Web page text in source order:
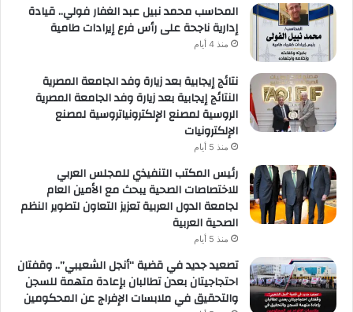
المحاسب محمد نبيل عبد الغفار فولي.. قيادة
إدارية ناجحة على رأس فرع إيرادات طامية
منذ 4 أيام
نتائج إيجابية بعد زيارة وفد الجامعة المصرية
النتائج إيجابية بعد زيارة وفد الجامعة المصرية
الروسية لمصنع الإلكترونياتروسية لمصنع
الإلكترونيات
منذ 5 أيام
رئيس المكتب التنفيذي للمجلس العربي
للاختصاصات الصحية يبحث مع الأمين العام
لجامعة الدول العربية تعزيز التعاون لتطوير النظم
الصحية العربية
منذ 5 أيام
تصعيد جديد في قضية “أنجل الشعيبي”.. وقفتان
احتجاجيتان بعدن تطالبان بإعادة متهمة للسجن
والتحقيق في ملابسات الإفراج عن المحكومين